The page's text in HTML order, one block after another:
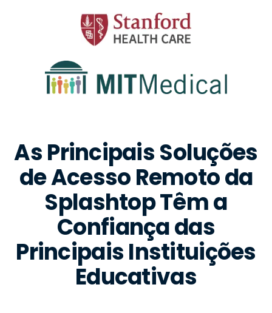
As Principais Soluções
de Acesso Remoto da
Splashtop Têm a
Confiança das
Principais Instituições
Educativas